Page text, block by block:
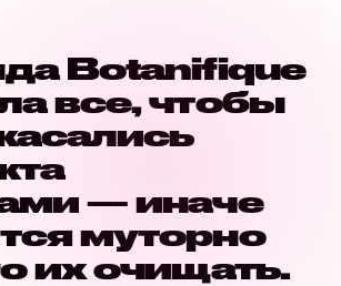
Botanifique
все, чтобы
— иначе
муторно
их очищать.